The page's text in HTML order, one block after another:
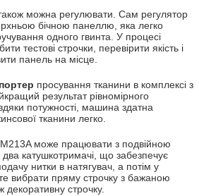
можна регулювати. Сам регулятор
бічною панеллю, яка легко
одного гвинта. У процесі
тестові строчки, перевірити якість і
панель на місце.
просування тканини в комплексі з
результат рівномірного
потужності, машина здатна
тканини легко.
може працювати з подвійною
катушкотримачі, що забезпечує
нитки в натягувач, а потім у
вибрати пряму строчку з бажаною
декоративну строчку.